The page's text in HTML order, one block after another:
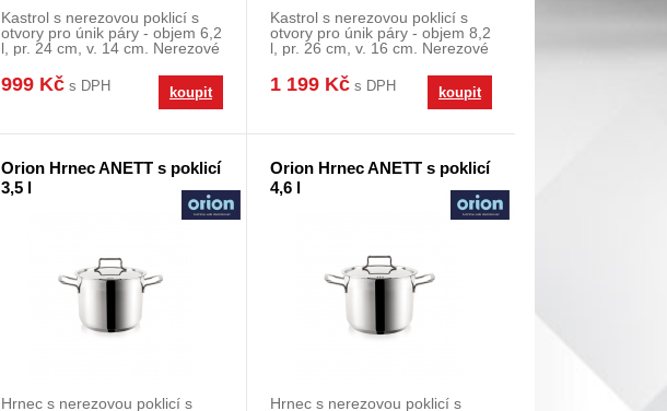
Kastrol s nerezovou poklicí s
otvory pro únik páry - objem 6,2
l, pr. 24 cm, v. 14 cm. Nerezové
999 Kč s DPH koupit
Kastrol s nerezovou poklicí s
otvory pro únik páry - objem 8,2
l, pr. 26 cm, v. 16 cm. Nerezové
1 199 Kč s DPH koupit
Orion Hrnec ANETT s poklicí
3,5 l
Hrnec s nerezovou poklicí s
Orion Hrnec ANETT s poklicí
4,6 l
Hrnec s nerezovou poklicí s